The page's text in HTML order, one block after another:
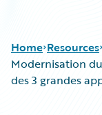
Home Resources
Modernisation
des 3 grandes